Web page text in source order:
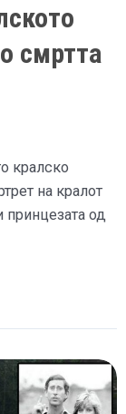
смртта
кралско
на кралот
принцезата од